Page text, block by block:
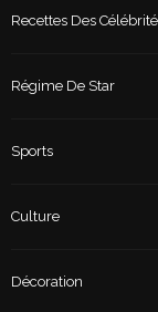
Recettes Des
Régime De Star
Sports
Culture
Décoration